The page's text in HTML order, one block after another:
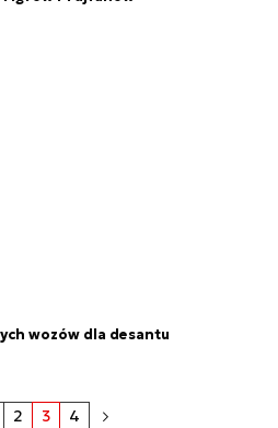
wozów dla desantu
2 3 4